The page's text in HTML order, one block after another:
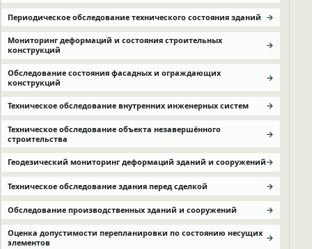
Периодическое обследование технического состояния зданий
Мониторинг деформаций и состояния строительных
конструкций
Обследование состояния фасадных и ограждающих
конструкций
Техническое обследование внутренних инженерных систем
Техническое обследование объекта незавершённого
строительства
Геодезический мониторинг деформаций зданий и сооружений
Техническое обследование здания перед сделкой
Обследование производственных зданий и сооружений
Оценка допустимости перепланировки по состоянию несущих
элементов